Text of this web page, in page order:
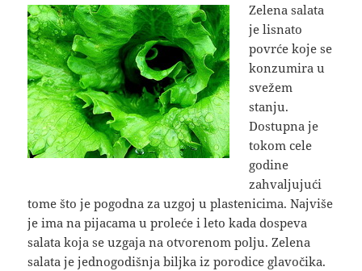
Zelena salata
je lisnato
povrće koje se
konzumira u
svežem
stanju.
Dostupna je
tokom cele
godine
zahvaljujući
tome što je pogodna za uzgoj u plastenicima. Najviše
je ima na pijacama u proleće i leto kada dospeva
salata koja se uzgaja na otvorenom polju. Zelena
salata je jednogodišnja biljka iz porodice glavočika.